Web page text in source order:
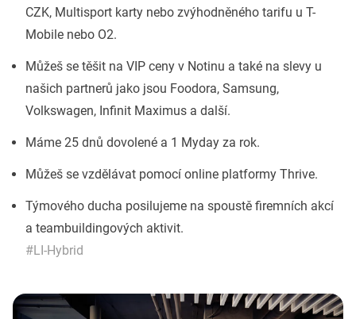
CZK, Multisport karty nebo zvýhodněného tarifu u T-
Mobile nebo O2.
Můžeš se těšit na VIP ceny v Notinu a také na slevy u
našich partnerů jako jsou Foodora, Samsung,
Volkswagen, Infinit Maximus a další.
Máme 25 dnů dovolené a 1 Myday za rok.
Můžeš se vzdělávat pomocí online platformy Thrive.
Týmového ducha posilujeme na spoustě firemních akcí
a teambuildingových aktivit.
#LI-Hybrid